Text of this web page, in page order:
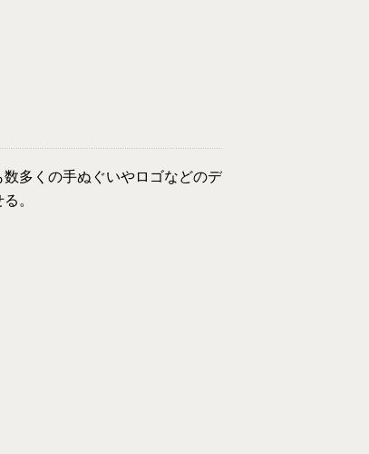
多くの手ぬぐいやロゴなどのデ
せる。